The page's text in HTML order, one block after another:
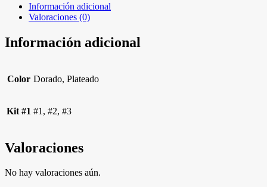
Información adicional
Valoraciones (0)
Información adicional
Color Dorado, Plateado
Kit #1 #1, #2, #3
Valoraciones
No hay valoraciones aún.